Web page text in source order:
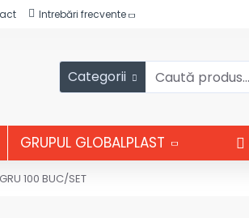
Intrebări frecvente
Categorii
GRUPUL GLOBALPLAST
100 BUC/SET